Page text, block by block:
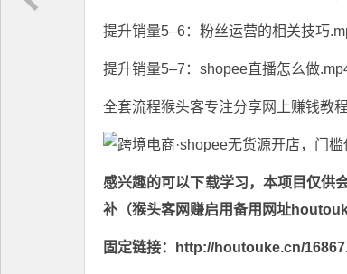
提升销量5–6：粉丝运营的相关技巧
提升销量5–7：shopee直播怎么做
全套流程猴头客专注分享网上赚钱教程
感兴趣的可以下载学习，本项目仅供
补（猴头客网赚启用备用网址
固定链接：http://houtouke.cn/